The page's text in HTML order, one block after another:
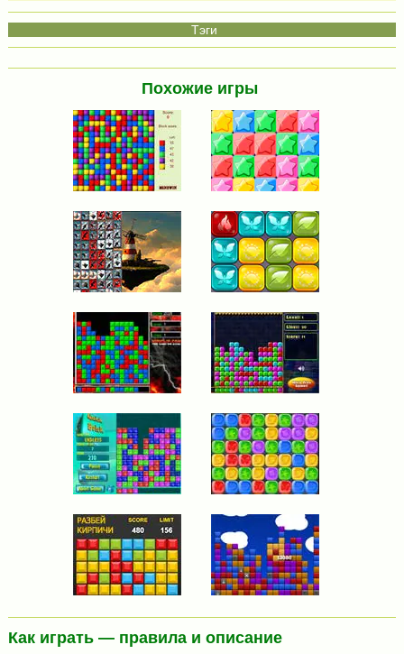
Похожие игры
Как играть — правила и описание